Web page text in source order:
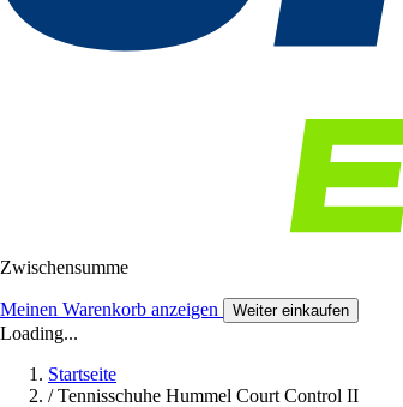
Zwischensumme
Meinen Warenkorb anzeigen Weiter einkaufen
Loading...
Startseite
/ Tennisschuhe Hummel Court Control II